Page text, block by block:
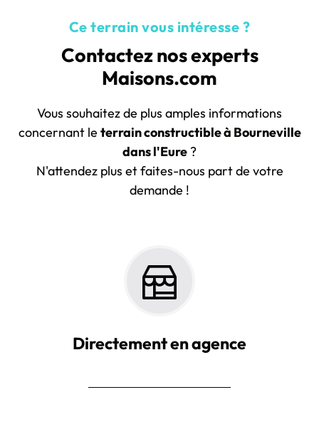
Ce terrain vous intéresse ?
Contactez nos experts
Maisons.com
Vous souhaitez de plus amples informations
concernant le terrain constructible à Bourneville
dans l'Eure ?
N'attendez plus et faites-nous part de votre
demande !
Directement en agence